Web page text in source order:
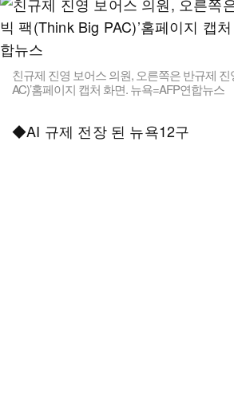
친규제 진영 보어스 의원, 오른쪽은 반규제 진
AC)’홈페이지 캡처 화면. 뉴욕=AFP연합뉴스
◆AI 규제 전장 된 뉴욕12구